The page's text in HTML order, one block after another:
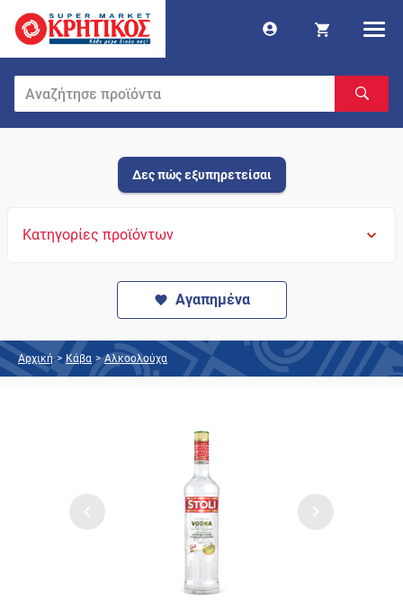
Δες πώς εξυπηρετείσαι
Κατηγορίες προϊόντων
Αγαπημένα
Αρχική > Κάβα > Αλκοολούχα